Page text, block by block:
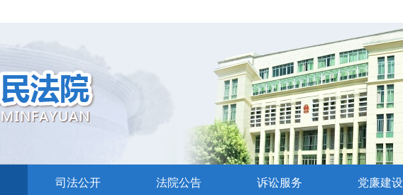
司法公开 法院公告 诉讼服务 党廉建设